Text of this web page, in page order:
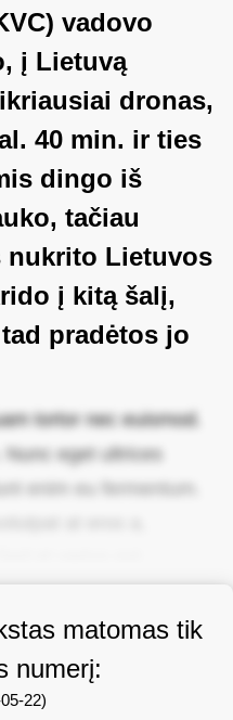
vadovo
į Lietuvą
dronas,
40 min. ir ties
dingo iš
tačiau
nukrito Lietuvos
į kitą šalį,
pradėtos jo
tortor nec euismod.
Nunc eget ultrices
matomas tik
numerį:
22)